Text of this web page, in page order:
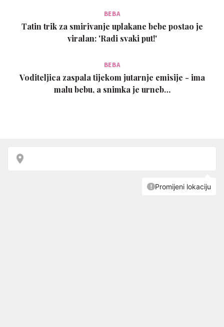
BEBA
Tatin trik za smirivanje uplakane bebe postao je
viralan: 'Radi svaki put!'
BEBA
Voditeljica zaspala tijekom jutarnje emisije - ima
malu bebu, a snimka je urneb…